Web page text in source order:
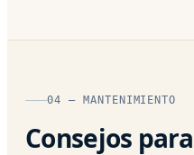
04 — MANTENIMIENTO
Consejos